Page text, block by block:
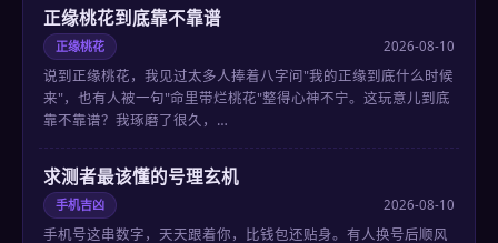
正缘桃花到底靠不靠谱
正缘桃花 2026-08-10
说到正缘桃花，我见过太多人捧着八字问"我的正缘到底什么时候
来"，也有人被一句"命里带烂桃花"整得心神不宁。这玩意儿到底
靠不靠谱？我琢磨了很久，…
求测者最该懂的号理玄机
手机吉凶 2026-08-10
手机号这串数字，天天跟着你，比钱包还贴身。有人换号后顺风